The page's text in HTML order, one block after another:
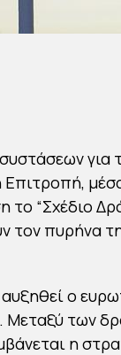
για
“Σχέδιο
τον πυρήνα
ο
των
η